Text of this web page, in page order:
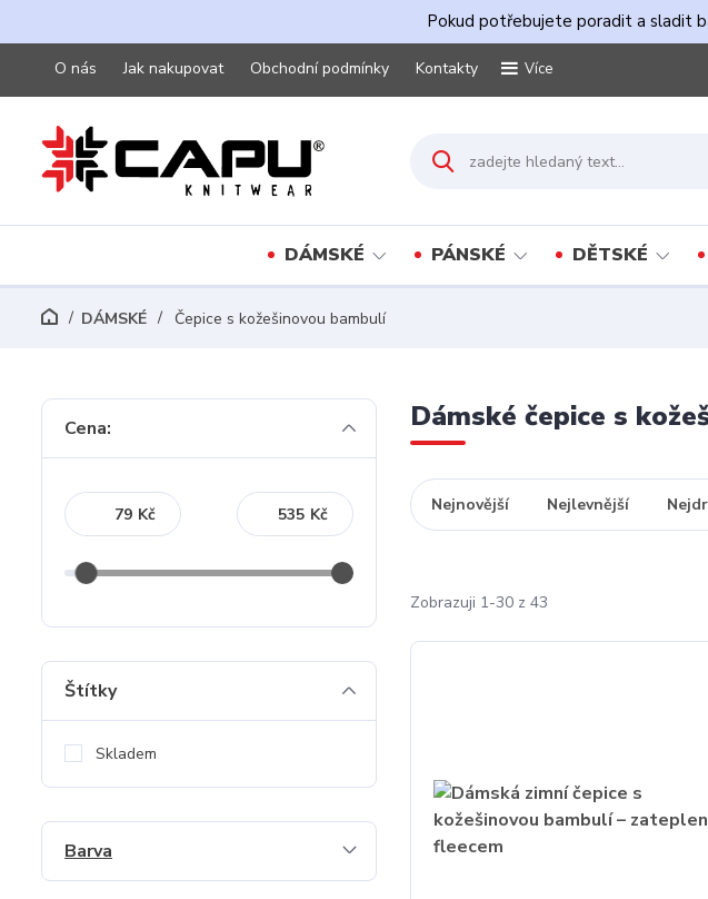
Pokud potřebujete poradit a sladit
O nás Jak nakupovat Obchodní podmínky Kontakty Více
DÁMSKÉ PÁNSKÉ DĚTSKÉ
DÁMSKÉ Čepice s kožešinovou bambulí
Dámské čepice s
Nejnovější Nejlevnější
Zobrazuji 1-30 z 43
Cena:
Kč Kč
Štítky
Skladem
Barva